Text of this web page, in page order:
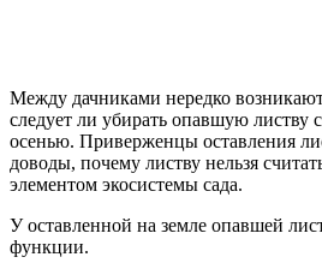
Между дачниками нередко
следует ли убирать опавшую листву
осенью. Приверженцы оставления
доводы, почему листву нельзя
элементом экосистемы сада.
У оставленной на земле опавшей
функции.